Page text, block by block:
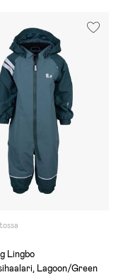
Lingbo
Lagoon/Green